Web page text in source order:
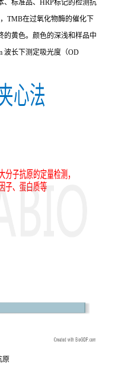
、标准品、HRP标记的检测抗
TMB在过氧化物酶的催化下
的黄色。颜色的深浅和样品中
波长下测定吸光度（OD
原